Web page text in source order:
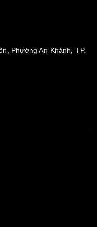
Phường An Khánh, TP.